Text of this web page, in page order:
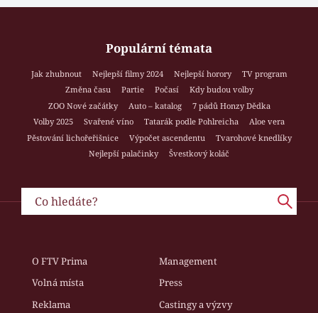
Populární témata
Jak zhubnout Nejlepší filmy 2024 Nejlepší horory
TV program
Změna času
Partie Počasí
Kdy budou volby
ZOO Nové začátky
Auto – katalog
7 pádů Honzy Dědka
Volby 2025
Svařené víno Tatarák podle Pohlreicha
Aloe vera
Pěstování lichořeřišnice
Výpočet ascendentu
Tvarohové knedlíky
Nejlepší palačinky
Švestkový koláč
O FTV Prima
Management
Volná místa
Press
Reklama
Castingy a výzvy